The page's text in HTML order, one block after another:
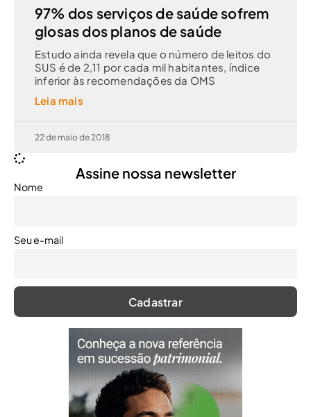
97% dos serviços de saúde sofrem
glosas dos planos de saúde
Estudo ainda revela que o número de leitos do
SUS é de 2,11 por cada mil habitantes, índice
inferior às recomendações da OMS
Leia mais
22 de maio de 2018
Assine nossa newsletter
Nome
Seu e-mail